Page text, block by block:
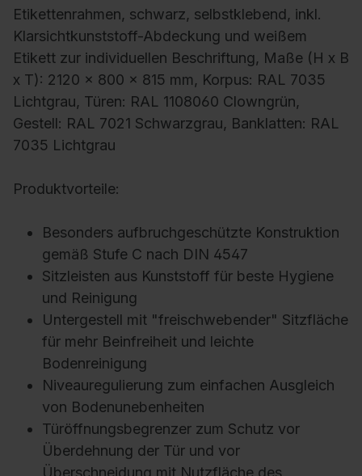
Etikettenrahmen, schwarz, selbstklebend, inkl.
Klarsichtkunststoff-Abdeckung und weißem
Etikett zur individuellen Beschriftung, Maße (H x B
x T): 2120 x 800 x 815 mm, Korpus: RAL 7035
Lichtgrau, Türen: RAL 1108060 Clowngrün,
Gestell: RAL 7021 Schwarzgrau, Banklatten: RAL
7035 Lichtgrau
Produktvorteile:
Besonders aufbruchgeschützte Konstruktion
gemäß Stufe C nach DIN 4547
Sitzleisten aus Kunststoff für beste Hygiene
und Reinigung
Untergestell mit "freischwebender" Sitzfläche
für mehr Beinfreiheit und leichte
Bodenreinigung
Niveauregulierung zum einfachen Ausgleich
von Bodenunebenheiten
Türöffnungsbegrenzer zum Schutz vor
Überdehnung der Tür und vor
Überschneidung mit Nutzfläche des